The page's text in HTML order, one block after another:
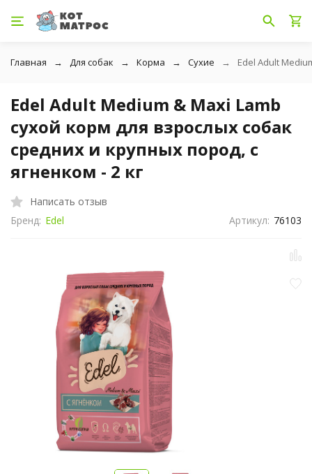
Главная Для собак Корма Сухие Edel Adult
Edel Adult Medium & Maxi Lamb
сухой корм для взрослых собак
средних и крупных пород, с
ягненком - 2 кг
Написать отзыв
Бренд: Edel Артикул: 76103